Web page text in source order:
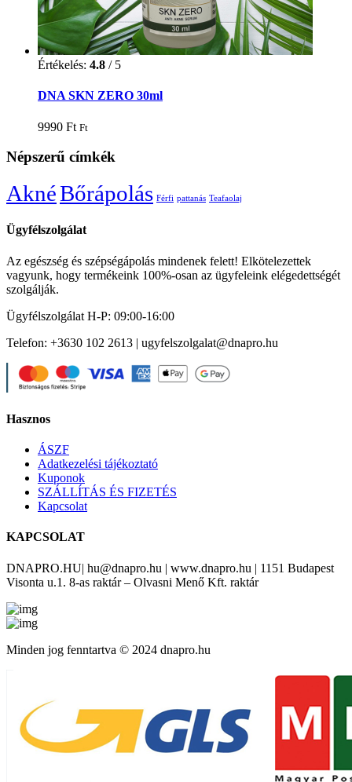
Értékelés: 4.8 / 5
DNA SKN ZERO 30ml
9990 Ft Ft
Népszerű címkék
AknéBőrápolás Férfi pattanás Teafaolaj
Ügyfélszolgálat
Az egészség és szépségápolás mindenek felett! Elkötelezettek
vagyunk, hogy termékeink 100%-osan az ügyfeleink elégedettségét
szolgálják.
Ügyfélszolgálat H-P: 09:00-16:00
Telefon: +3630 102 2613 | ugyfelszolgalat@dnapro.hu
Hasznos
ÁSZF
Adatkezelési tájékoztató
Kuponok
SZÁLLÍTÁS ÉS FIZETÉS
Kapcsolat
KAPCSOLAT
DNAPRO.HU| hu@dnapro.hu | www.dnapro.hu | 1151 Budapest
Visonta u.1. 8-as raktár – Olvasni Menő Kft. raktár
Minden jog fenntartva © 2024 dnapro.hu